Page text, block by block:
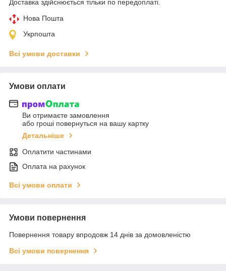
Доставка здійснюється тільки по передоплаті.
Нова Пошта
Укрпошта
Всі умови доставки
Умови оплати
Ви отримаєте замовлення
або гроші повернуться на вашу картку
Детальніше
Оплатити частинами
Оплата на рахунок
Всі умови оплати
Умови повернення
Повернення товару впродовж 14 днів за домовленістю
Всі умови повернення